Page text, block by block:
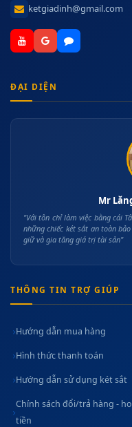
ketgiadinh@gmail.com
ĐẠI DIỆN
Mr
"Với tôn chỉ làm việc bằng cái
những chiếc két sắt an toàn
giữ và gia tăng giá trị tài sản"
THÔNG TIN TRỢ GIÚP
Hướng dẫn mua hàng
Hình thức thanh toán
Hướng dẫn sử dụng két sắt
Chính sách đổi/trả hàng -
tiền